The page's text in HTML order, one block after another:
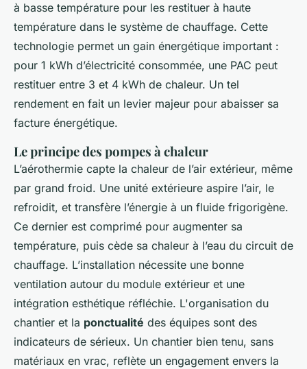
à basse température pour les restituer à haute
température dans le système de chauffage. Cette
technologie permet un gain énergétique important :
pour 1 kWh d’électricité consommée, une PAC peut
restituer entre 3 et 4 kWh de chaleur. Un tel
rendement en fait un levier majeur pour abaisser sa
facture énergétique.
Le principe des pompes à chaleur
L’aérothermie capte la chaleur de l’air extérieur, même
par grand froid. Une unité extérieure aspire l’air, le
refroidit, et transfère l’énergie à un fluide frigorigène.
Ce dernier est comprimé pour augmenter sa
température, puis cède sa chaleur à l’eau du circuit de
chauffage. L’installation nécessite une bonne
ventilation autour du module extérieur et une
intégration esthétique réfléchie. L'organisation du
chantier et la ponctualité des équipes sont des
indicateurs de sérieux. Un chantier bien tenu, sans
matériaux en vrac, reflète un engagement envers la